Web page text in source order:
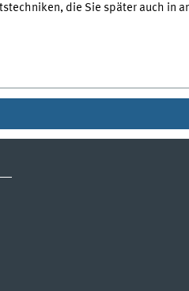
die Sie später auch in